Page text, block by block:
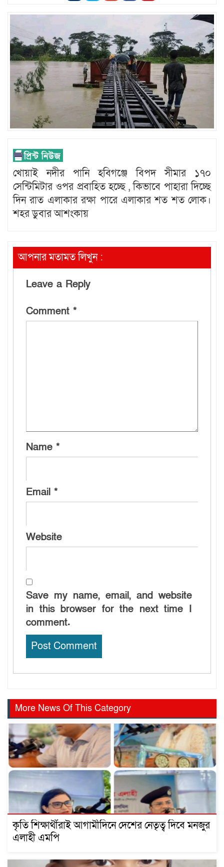
খোয়াই নদীর পানি হবিগঞ্জে বিপদ সীমার ১৭০
সেন্টিমিটার ওপর প্রবাহিত হচ্ছে , কিভাবে পাহারা দিচ্ছে
দিন রাত এলাকার রক্ষা পারে এলাকার শত শত লোক।
শহর ডুবার আশংকায়
আপনার মতামত লিখুন :
Leave a Reply
Comment *
Name *
Email *
Website
Save my name, email, and website
in this browser for the next time I
comment.
More News Of This Category
কৃতি শিক্ষার্থীরাই আগামীদিনে দেশের নেতৃত্ব দিবে মনজুর
এলাহী এমপি